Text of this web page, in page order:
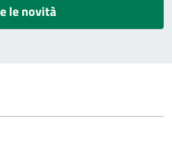
le novità